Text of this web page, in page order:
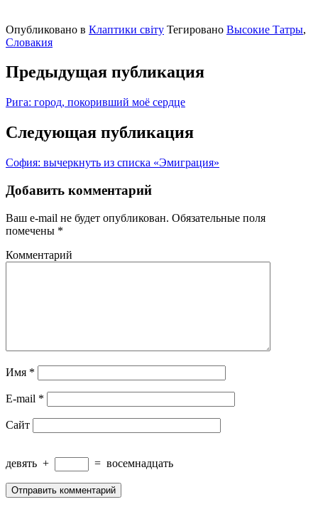
Опубликовано в Клаптики світу Тегировано Высокие Татры,
Словакия
Предыдущая публикация
Рига: город, покоривший моё сердце
Следующая публикация
София: вычеркнуть из списка «Эмиграция»
Добавить комментарий
Ваш e-mail не будет опубликован. Обязательные поля
помечены *
Комментарий
Имя *
E-mail *
Сайт
девять + = восемнадцать